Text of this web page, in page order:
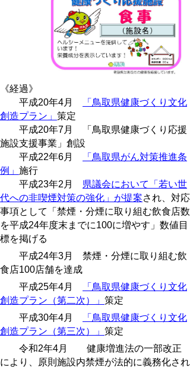
《経過》
平成20年4月
「鳥取県健康づくり文化
創造プラン」 策定
平成20年7月 「鳥取県健康づくり応援
施設支援事業」創設
平成22年6月
「鳥取県がん対策推進条
例」 施行
平成23年2月 県議会において「若い世
代への非喫煙対策の強化」が提案され、対応
事項として「禁煙・分煙に取り組む飲食店数
を平成24年度末までに100に増やす」数値目
標を掲げる
平成24年3月 禁煙・分煙に取り組む飲
食店100店舗を達成
平成25年4月
「鳥取県健康づくり文化
創造プラン（第二次）」 策定
平成30年4月
「鳥取県健康づくり文化
創造プラン（第三次）」 策定
令和2年4月 健康増進法の一部改正
により、原則施設内禁煙が法的に義務化され